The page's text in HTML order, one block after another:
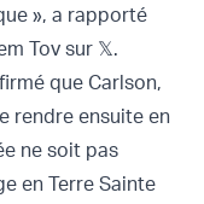
», a rapporté
Tov sur 𝕏.
que Carlson,
rendre ensuite en
ne soit pas
en Terre Sainte